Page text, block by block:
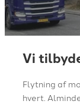
Vi
Flytning af
hvert.